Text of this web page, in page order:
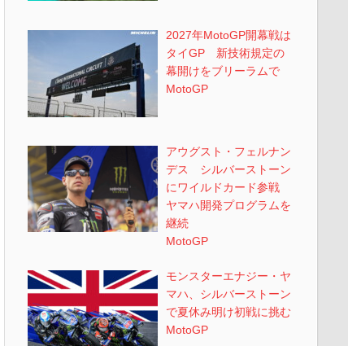
2027年MotoGP開幕戦は
タイGP 新技術規定の
幕開けをブリーラムで
MotoGP
アウグスト・フェルナン
デス シルバーストーン
にワイルドカード参戦
ヤマハ開発プログラムを
継続
MotoGP
モンスターエナジー・ヤ
マハ、シルバーストーン
で夏休み明け初戦に挑む
MotoGP